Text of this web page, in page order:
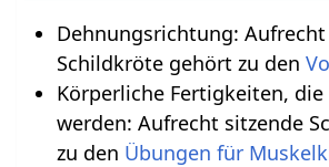
Dehnungsrichtung:
Schildkröte gehört zu den
Körperliche Fertigkeiten,
werden: Aufrecht sitzende
zu den Übungen für